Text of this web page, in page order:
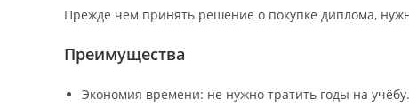
Прежде чем принять решение о покупке диплома,
Преимущества
Экономия времени: не нужно тратить годы на учёбу.